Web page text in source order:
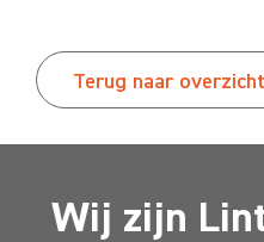
Terug naar overzicht
Wij zijn